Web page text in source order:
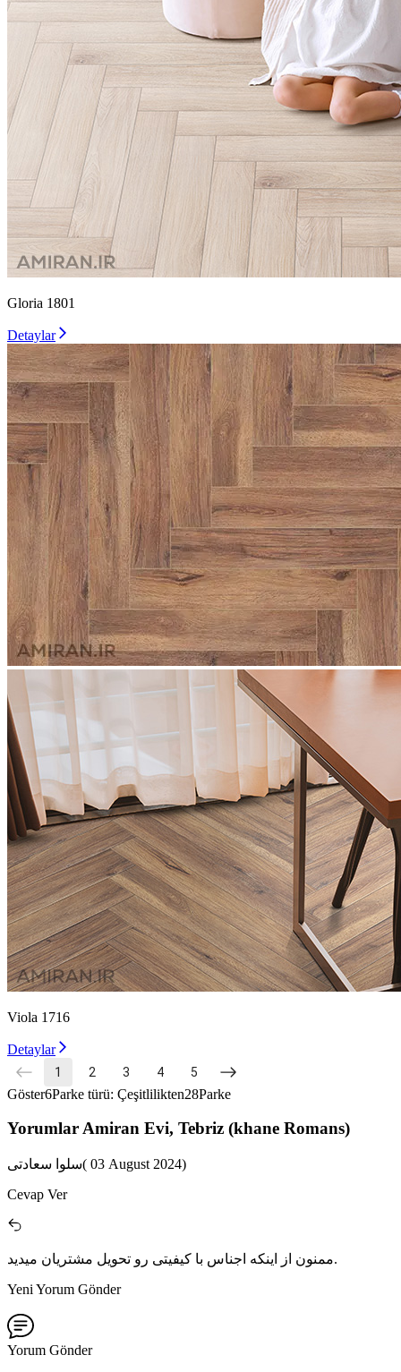
Gloria 1801
Detaylar
Viola 1716
Detaylar
1 2 3 4 5
Göster6Parke türü: Çeşitlilikten28Parke
Yorumlar Amiran Evi, Tebriz (khane Romans)
سلوا سعادتی( 03 August 2024)
Cevap Ver
ممنون از اینکه اجناس با کیفیتی رو تحویل مشتریان میدید.
Yeni Yorum Gönder
Yorum Gönder